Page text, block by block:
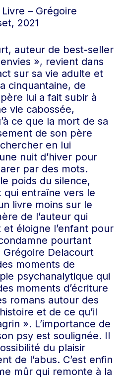
– Grégoire
2021
auteur de best-seller
», revient dans
sur sa vie adulte et
cinquantaine, de
lui a fait subir à
vie cabossée,
ce que la mort de sa
de son père
en lui
nuit d’hiver pour
par des mots.
poids du silence,
entraîne vers le
livre moins sur le
de l’auteur qui
éloigne l’enfant pour
pourtant
Grégoire Delacourt
moments de
psychanalytique qui
moments d’écriture
romans autour des
et de ce qu’il
». L’importance de
psy est soulignée. Il
du plaisir
de l’abus. C’est enfin
mûr qui remonte à la